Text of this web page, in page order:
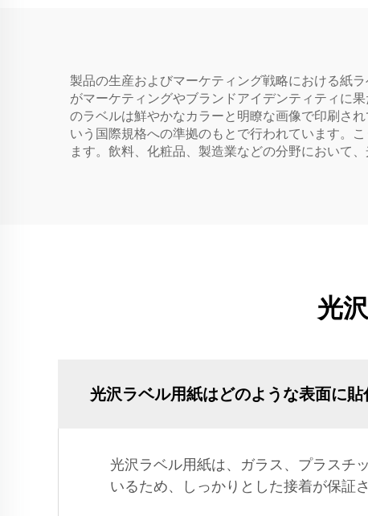
製品の生産およびマーケティング戦略における紙
がマーケティングやブランドアイデンティティに
のラベルは鮮やかなカラーと明瞭な画像で印刷さ
いう国際規格への準拠のもとで行われています。
ます。飲料、化粧品、製造業などの分野において
光
光沢ラベル用紙はどのような表面に貼
光沢ラベル用紙は、ガラス、プラスチ
いるため、しっかりとした接着が保証